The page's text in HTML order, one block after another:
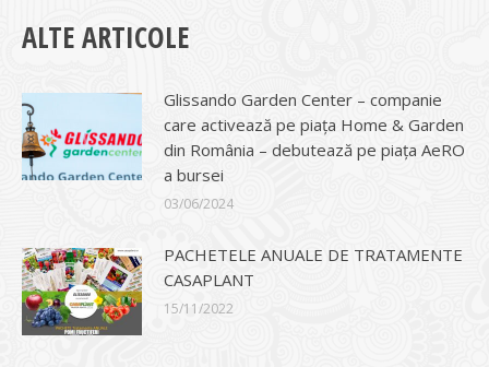
ALTE ARTICOLE
Glissando Garden Center – companie
care activează pe piața Home & Garden
din România – debutează pe piața AeRO
a bursei
03/06/2024
PACHETELE ANUALE DE TRATAMENTE
CASAPLANT
15/11/2022